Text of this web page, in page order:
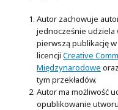
Autor zachowuje
jednocześnie udziela
pierwszą publikację
licencji Creative
Międzynarodowe
tym przekładów.
Autor ma możliwość
opublikowanie